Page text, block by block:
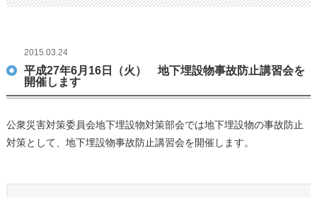
2015.03.24
平成27年6月16日（火） 地下埋設物事故防止講習会を
開催します
公衆災害対策委員会地下埋設物対策部会では地下埋設物の事故防止
対策として、地下埋設物事故防止講習会を開催します。